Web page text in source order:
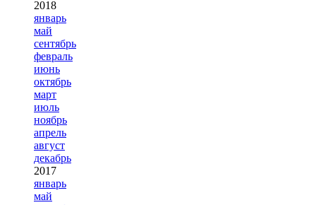
2018
январь
май
сентябрь
февраль
июнь
октябрь
март
июль
ноябрь
апрель
август
декабрь
2017
январь
май